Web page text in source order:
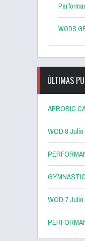
WODS
ÚLTIMAS
AEROBIC
WOD 8
WOD 7